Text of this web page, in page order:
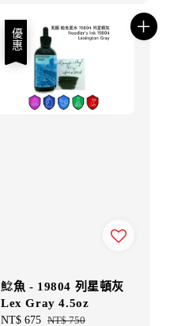
優惠
鯰魚 - 19804 列星頓灰
Lex Gray 4.5oz
Sale
NT$ 675 Regular
NT$ 750